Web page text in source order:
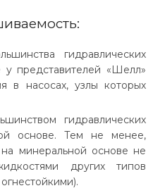
гидравлических
у представителей «Шелл»
в насосах, узлы которых
гидравлических
основе. Тем не менее,
минеральной основе не
других типов